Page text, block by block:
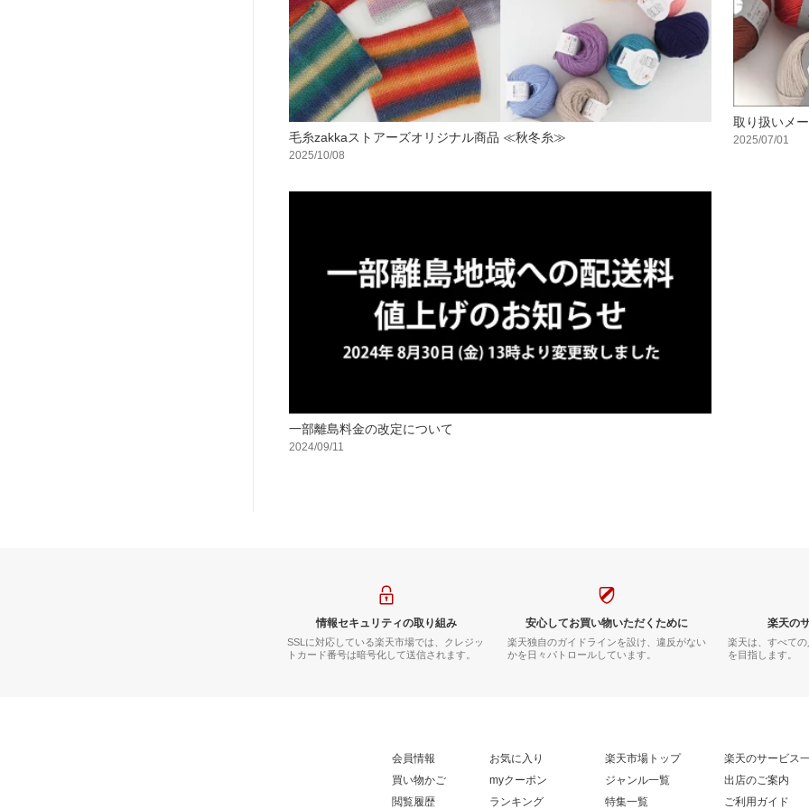
毛糸zakkaストアーズオリジナル商品 ≪秋冬糸≫
2025/10/08
取り扱いメ
2025/07/01
一部離島料金の改定について
2024/09/11
情報セキュリティの取り組み
SSLに対応している楽天市場では、クレジッ
トカード番号は暗号化して送信されます。
安心してお買い物いただくために
楽天独自のガイドラインを設け、違反がない
かを日々パトロールしています。
楽天の
楽天は、すべて
を目指します。
会員情報
買い物かご
閲覧履歴
お気に入り
myクーポン
ランキング
楽天市場トップ
ジャンル一覧
特集一覧
楽天のサービス
出店のご案内
ご利用ガイド